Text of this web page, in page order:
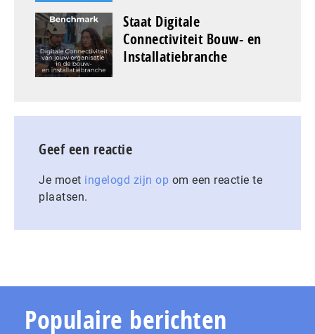
Staat Digitale
Connectiviteit Bouw- en
Installatiebranche
Geef een reactie
Je moet ingelogd zijn op om een reactie te
plaatsen.
Populaire berichten